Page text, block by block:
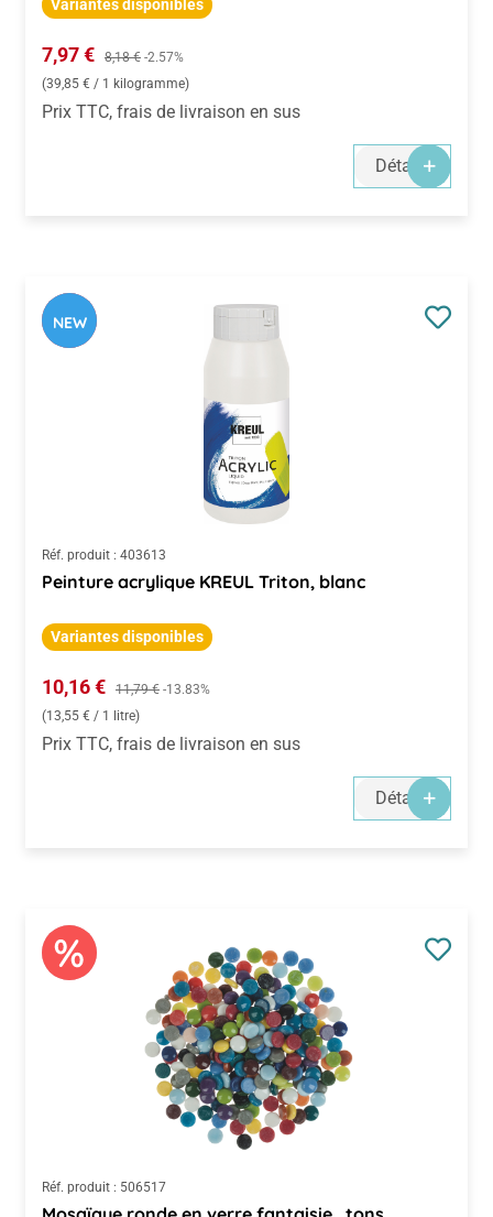
Variantes disponibles
Prix de vente :
7,97 € Prix régulier :
8,18 € -2.57%
(39,85 € / 1 kilogramme)
Prix TTC, frais de livraison en sus
Détails
NEW
Réf. produit : 403613
Peinture acrylique KREUL Triton, blanc
Variantes disponibles
Prix de vente :
10,16 € Prix régulier :
11,79 € -13.83%
(13,55 € / 1 litre)
Prix TTC, frais de livraison en sus
Détails
Réf. produit : 506517